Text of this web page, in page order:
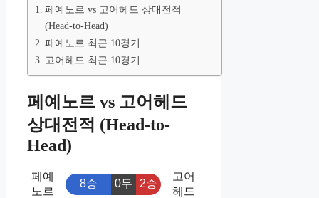
페예노르 vs 고어헤드 상대전적
(Head-to-Head)
페예노르 최근 10경기
고어헤드 최근 10경기
페예노르 vs 고어헤드
상대전적 (Head-to-
Head)
페예
노르
8승 0무 2승
고어
헤드